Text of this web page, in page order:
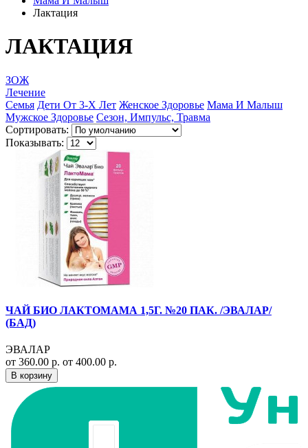
Лактация
ЛАКТАЦИЯ
ЗОЖ
Лечение
Семья Дети От 3-Х Лет Женское Здоровье Мама И Малыш
Мужское Здоровье Сезон, Импульс, Травма
Сортировать:
Показывать:
ЧАЙ БИО ЛАКТОМАМА 1,5Г. №20 ПАК. /ЭВАЛАР/
(БАД)
ЭВАЛАР
от 360.00 р. от 400.00 р.
В корзину